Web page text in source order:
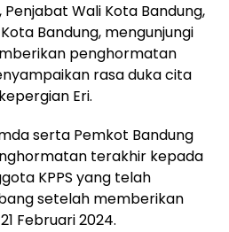
Wali Kota Bandung,
Bandung, mengunjungi
penghormatan
rasa duka cita
Eri.
serta Pemkot Bandung
terakhir kepada
KPPS yang telah
setelah memberikan
Februari 2024.